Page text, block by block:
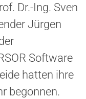
Dr.-Ing. Sven
Jürgen
Software
hatten ihre
begonnen.